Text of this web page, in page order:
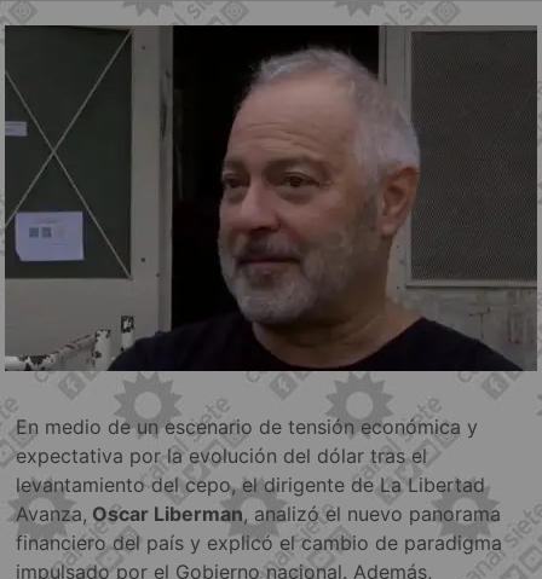
En medio de un escenario de tensión económica y
expectativa por la evolución del dólar tras el
levantamiento del cepo, el dirigente de La Libertad
Avanza, Oscar Liberman, analizó el nuevo panorama
financiero del país y explicó el cambio de paradigma
impulsado por el Gobierno nacional. Además,